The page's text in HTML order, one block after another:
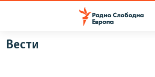
Оди
наВести